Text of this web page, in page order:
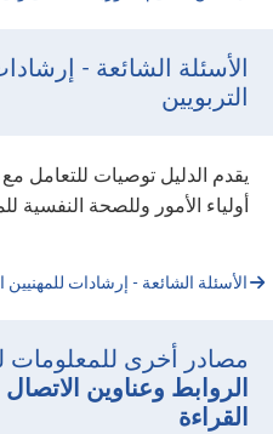
الأسئلة الشائعة -
التربويين
يقدم الدليل توصيات للتعامل
أولياء الأمور وللصحة النفسية
الأسئلة الشائعة - إرشادات للمهنيين التربويين
مصادر أخرى للمعلومات
الروابط وعناوين
القراءة